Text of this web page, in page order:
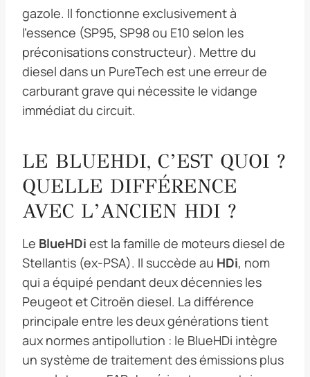
gazole. Il fonctionne exclusivement à
l’essence (SP95, SP98 ou E10 selon les
préconisations constructeur). Mettre du
diesel dans un PureTech est une erreur de
carburant grave qui nécessite le vidange
immédiat du circuit.
LE BLUEHDI, C’EST QUOI ?
QUELLE DIFFÉRENCE
AVEC L’ANCIEN HDI ?
Le BlueHDi est la famille de moteurs diesel de
Stellantis (ex-PSA). Il succède au HDi, nom
qui a équipé pendant deux décennies les
Peugeot et Citroën diesel. La différence
principale entre les deux générations tient
aux normes antipollution : le BlueHDi intègre
un système de traitement des émissions plus